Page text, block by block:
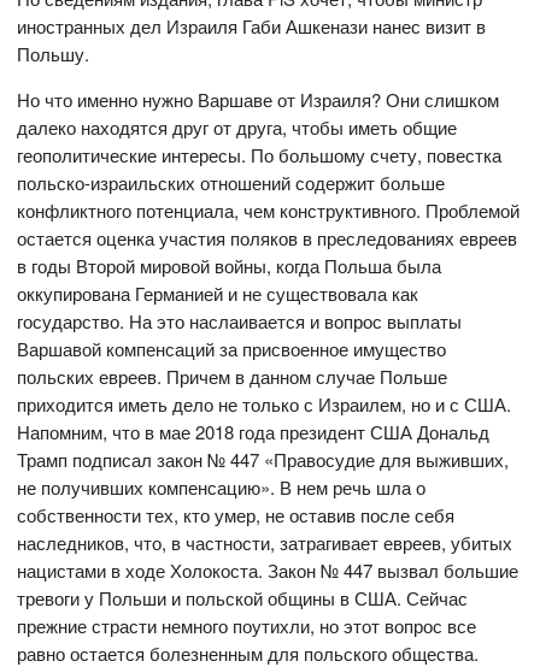
иностранных дел Израиля Габи Ашкенази нанес визит в
Польшу.
Но что именно нужно Варшаве от Израиля? Они слишком
далеко находятся друг от друга, чтобы иметь общие
геополитические интересы. По большому счету, повестка
польско-израильских отношений содержит больше
конфликтного потенциала, чем конструктивного. Проблемой
остается оценка участия поляков в преследованиях евреев
в годы Второй мировой войны, когда Польша была
оккупирована Германией и не существовала как
государство. На это наслаивается и вопрос выплаты
Варшавой компенсаций за присвоенное имущество
польских евреев. Причем в данном случае Польше
приходится иметь дело не только с Израилем, но и с США.
Напомним, что в мае 2018 года президент США Дональд
Трамп подписал закон № 447 «Правосудие для выживших,
не получивших компенсацию». В нем речь шла о
собственности тех, кто умер, не оставив после себя
наследников, что, в частности, затрагивает евреев, убитых
нацистами в ходе Холокоста. Закон № 447 вызвал большие
тревоги у Польши и польской общины в США. Сейчас
прежние страсти немного поутихли, но этот вопрос все
равно остается болезненным для польского общества.